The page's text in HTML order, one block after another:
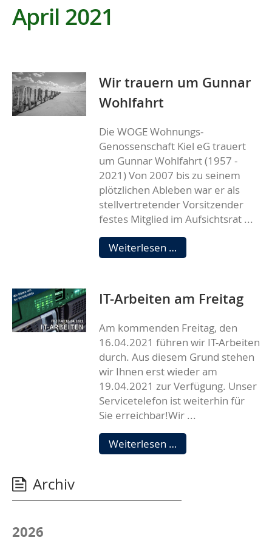
April 2021
Wir trauern um Gunnar
Wohlfahrt
Die WOGE Wohnungs-
Genossenschaft Kiel eG trauert
um Gunnar Wohlfahrt (1957 -
2021) Von 2007 bis zu seinem
plötzlichen Ableben war er als
stellvertretender Vorsitzender
festes Mitglied im Aufsichtsrat ...
Weiterlesen … Wir
trauern
Wohlfahrt
IT-Arbeiten am Freitag
Am kommenden Freitag, den
16.04.2021 führen wir IT-Arbeiten
durch. Aus diesem Grund stehen
wir Ihnen erst wieder am
19.04.2021 zur Verfügung. Unser
Servicetelefon ist weiterhin für
Sie erreichbar!Wir ...
Weiterlesen … IT-
Arbeiten
Archiv
2026